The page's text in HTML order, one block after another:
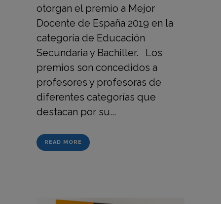
otorgan el premio a Mejor
Docente de España 2019 en la
categoría de Educación
Secundaria y Bachiller. Los
premios son concedidos a
profesores y profesoras de
diferentes categorías que
destacan por su...
READ MORE